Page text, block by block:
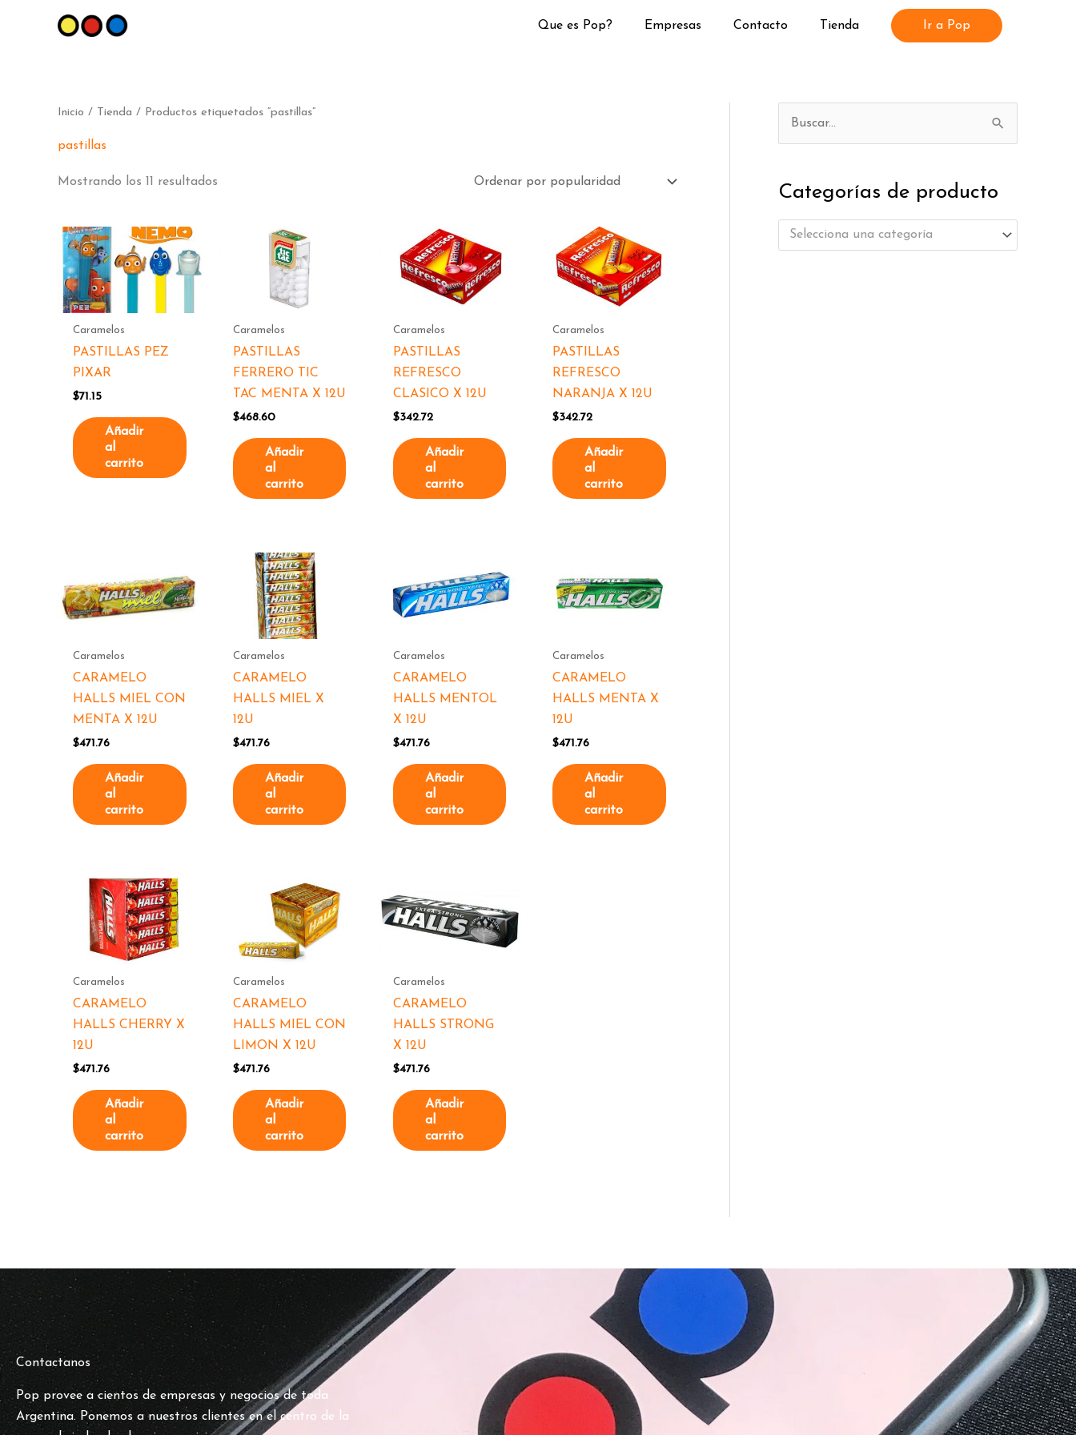
Que es Pop? Empresas Contacto Tienda Ir a Pop
Inicio / Tienda / Productos etiquetados “pastillas”
pastillas
Mostrando los 11 resultados
Ordenado
por
Caramelos
PASTILLAS PEZ
PIXAR
$71.15
Añadir
al
carrito
Caramelos
PASTILLAS
FERRERO TIC
TAC MENTA X 12U
$468.60
Añadir
al
carrito
Caramelos
PASTILLAS
REFRESCO
CLASICO X 12U
$342.72
Añadir
al
carrito
Caramelos
PASTILLAS
REFRESCO
NARANJA X 12U
$342.72
Añadir
al
carrito
Caramelos
CARAMELO
HALLS MIEL CON
MENTA X 12U
$471.76
Añadir
al
carrito
Caramelos
CARAMELO
HALLS MIEL X
12U
$471.76
Añadir
al
carrito
Caramelos
CARAMELO
HALLS MENTOL
X 12U
$471.76
Añadir
al
carrito
Caramelos
CARAMELO
HALLS MENTA X
12U
$471.76
Añadir
al
carrito
Caramelos
CARAMELO
HALLS CHERRY X
12U
$471.76
Añadir
al
carrito
Caramelos
CARAMELO
HALLS MIEL CON
LIMON X 12U
$471.76
Añadir
al
carrito
Caramelos
CARAMELO
HALLS STRONG
X 12U
$471.76
Añadir
al
carrito
Categorías de producto
Selecciona una categoría
Contactanos
Pop provee a cientos de empresas y negocios de toda
Argentina. Ponemos a nuestros clientes en el centro de la